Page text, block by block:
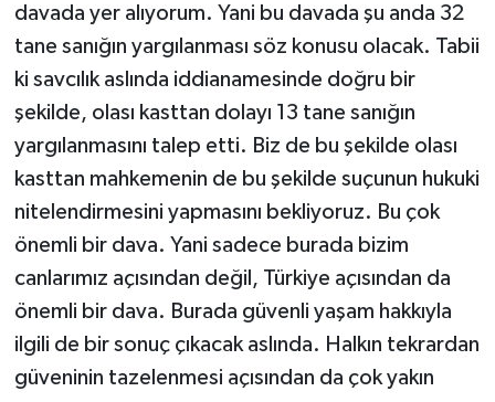
davada yer alıyorum. Yani bu davada şu anda 32
tane sanığın yargılanması söz konusu olacak. Tabii
ki savcılık aslında iddianamesinde doğru bir
şekilde, olası kasttan dolayı 13 tane sanığın
yargılanmasını talep etti. Biz de bu şekilde olası
kasttan mahkemenin de bu şekilde suçunun hukuki
nitelendirmesini yapmasını bekliyoruz. Bu çok
önemli bir dava. Yani sadece burada bizim
canlarımız açısından değil, Türkiye açısından da
önemli bir dava. Burada güvenli yaşam hakkıyla
ilgili de bir sonuç çıkacak aslında. Halkın tekrardan
güveninin tazelenmesi açısından da çok yakın